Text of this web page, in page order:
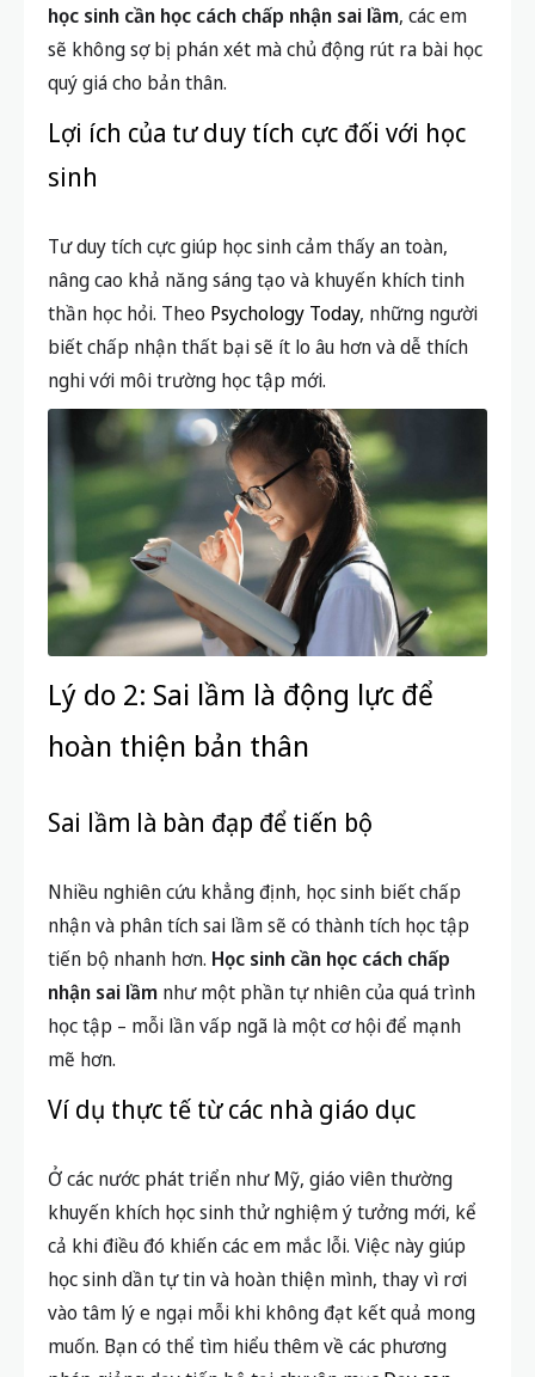
học sinh cần học cách chấp nhận sai lầm, các em
sẽ không sợ bị phán xét mà chủ động rút ra bài học
quý giá cho bản thân.
Lợi ích của tư duy tích cực đối với học
sinh
Tư duy tích cực giúp học sinh cảm thấy an toàn,
nâng cao khả năng sáng tạo và khuyến khích tinh
thần học hỏi. Theo Psychology Today, những người
biết chấp nhận thất bại sẽ ít lo âu hơn và dễ thích
nghi với môi trường học tập mới.
Lý do 2: Sai lầm là động lực để
hoàn thiện bản thân
Sai lầm là bàn đạp để tiến bộ
Nhiều nghiên cứu khẳng định, học sinh biết chấp
nhận và phân tích sai lầm sẽ có thành tích học tập
tiến bộ nhanh hơn. Học sinh cần học cách chấp
nhận sai lầm như một phần tự nhiên của quá trình
học tập – mỗi lần vấp ngã là một cơ hội để mạnh
mẽ hơn.
Ví dụ thực tế từ các nhà giáo dục
Ở các nước phát triển như Mỹ, giáo viên thường
khuyến khích học sinh thử nghiệm ý tưởng mới, kể
cả khi điều đó khiến các em mắc lỗi. Việc này giúp
học sinh dần tự tin và hoàn thiện mình, thay vì rơi
vào tâm lý e ngại mỗi khi không đạt kết quả mong
muốn. Bạn có thể tìm hiểu thêm về các phương